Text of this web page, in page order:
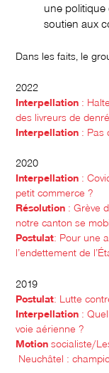
une politique
soutien aux
Dans les faits, le
2022
Interpellation :
des livreurs de
Interpellation : Pas
2020
Interpellation :
petit commerce ?
Résolution : Grève
notre canton se
Postulat: Pour une
l’endettement de
2019
Postulat: Lutte
Interpellation :
voie aérienne ?
Motionsocialiste/
Neuchâtel :